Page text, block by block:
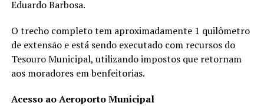
Eduardo Barbosa.
O trecho completo tem aproximadamente 1 quilômetro
de extensão e está sendo executado com recursos do
Tesouro Municipal, utilizando impostos que retornam
aos moradores em benfeitorias.
Acesso ao Aeroporto Municipal